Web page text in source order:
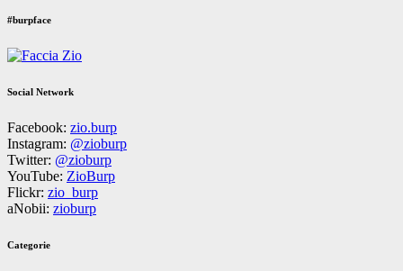
#burpface
Social Network
Facebook: zio.burp
Instagram: @zioburp
Twitter: @zioburp
YouTube: ZioBurp
Flickr: zio_burp
aNobii: zioburp
Categorie